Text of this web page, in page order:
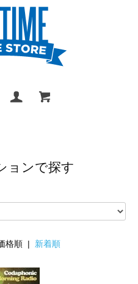
ョンで探す
格順 | 新着順